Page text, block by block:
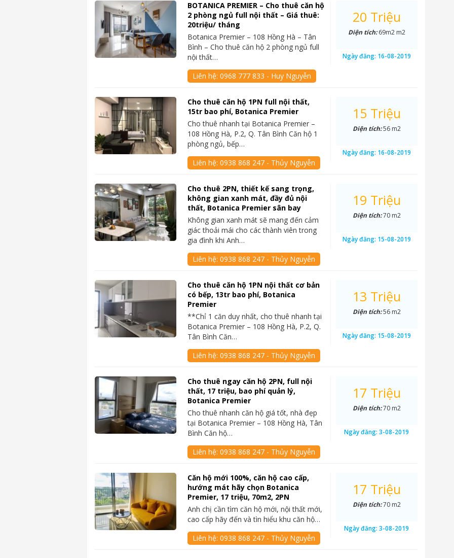
BOTANICA PREMIER – Cho thuê căn hộ
2 phòng ngủ full nội thất – Giá thuê:
20triệu/ tháng
Botanica Premier – 108 Hồng Hà – Tân
Bình – Cho thuê căn hộ 2 phòng ngủ full
nội thất…
Liên hệ:0968 777 833 - Huy Nguyễn
20 Triệu
Diện tích:69m2 m2
Ngày đăng: 16-08-2019
Cho thuê căn hộ 1PN full nội thất,
15tr bao phí, Botanica Premier
Cho thuê nhanh tại Botanica Premier –
108 Hồng Hà, P.2, Q. Tân Bình Căn hộ 1
phòng ngủ, bếp…
Liên hệ:0938 868 247 - Thủy Nguyễn
15 Triệu
Diện tích:56 m2
Ngày đăng: 16-08-2019
Cho thuê 2PN, thiết kế sang trọng,
không gian xanh mát, đầy đủ nội
thất, Botanica Premier sân bay
Không gian xanh mát sẽ mang đến cảm
giác thoải mái cho các thành viên trong
gia đình khi Anh…
Liên hệ:0938 868 247 - Thủy Nguyễn
19 Triệu
Diện tích:70 m2
Ngày đăng: 15-08-2019
Cho thuê căn hộ 1PN nội thất cơ bản
có bếp, 13tr bao phí, Botanica
Premier
**Chỉ 1 căn duy nhất, cho thuê nhanh tại
Botanica Premier – 108 Hồng Hà, P.2, Q.
Tân Bình Căn…
Liên hệ:0938 868 247 - Thủy Nguyễn
13 Triệu
Diện tích:56 m2
Ngày đăng: 15-08-2019
Cho thuê ngay căn hộ 2PN, full nội
thất, 17 triệu, bao phí quản lý,
Botanica Premier
Cho thuê nhanh căn hộ giá tốt, nhà đẹp
tại Botanica Premier – 108 Hồng Hà, Tân
Bình Căn hộ…
Liên hệ:0938 868 247 - Thủy Nguyễn
17 Triệu
Diện tích:70 m2
Ngày đăng:3-08-2019
Căn hộ mới 100%, căn hộ cao cấp,
hướng mát hãy chọn Botanica
Premier, 17 triệu, 70m2, 2PN
Anh chị cần tìm căn hộ mới, nội thất mới,
cao cấp hãy đến và tìn hiểu khu căn hộ…
Liên hệ:0938 868 247 - Thủy Nguyễn
17 Triệu
Diện tích:70 m2
Ngày đăng:3-08-2019